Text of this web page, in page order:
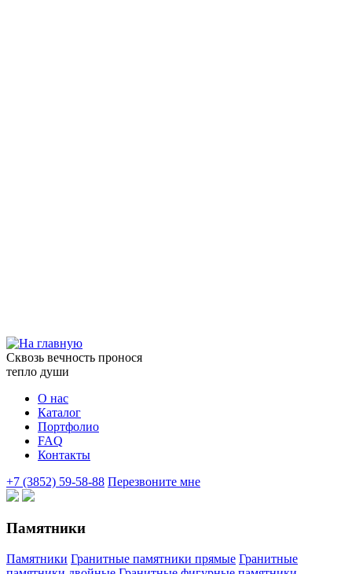
Сквозь вечность пронося
тепло души
О нас
Каталог
Портфолио
FAQ
Контакты
+7 (3852) 59-58-88 Перезвоните мне
Памятники
Памятники Гранитные памятники прямые Гранитные